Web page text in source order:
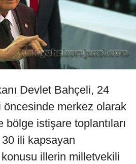
Devlet Bahçeli, 24
merkez olarak
istişare toplantıları
ili kapsayan
illerin milletvekili